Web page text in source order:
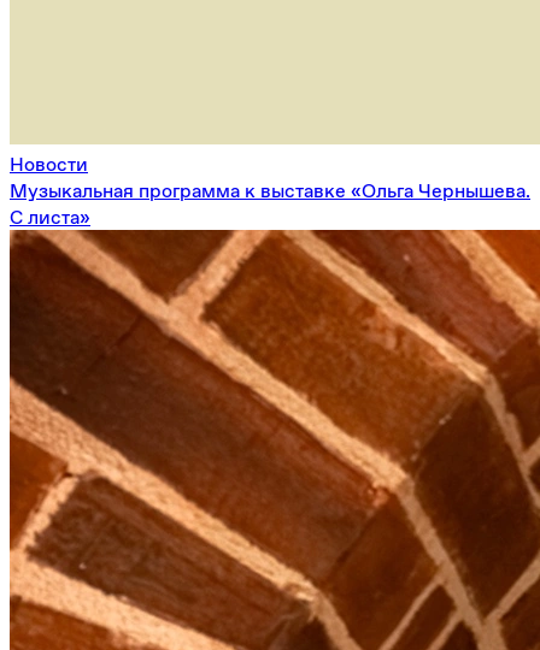
Новости
Музыкальная программа к выставке «Ольга Чернышева.
С листа»